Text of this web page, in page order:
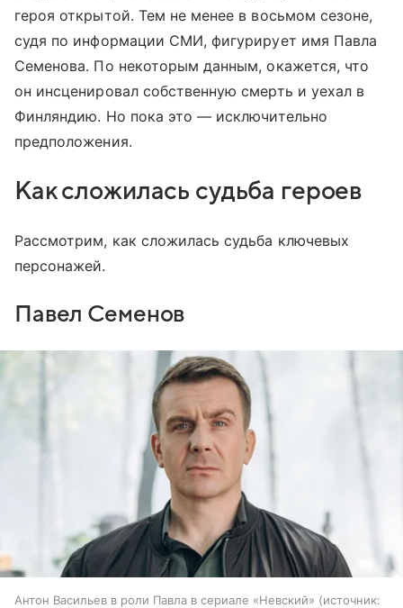
героя открытой. Тем не менее в восьмом сезоне,
судя по информации СМИ, фигурирует имя Павла
Семенова. По некоторым данным, окажется, что
он инсценировал собственную смерть и уехал в
Финляндию. Но пока это — исключительно
предположения.
Как сложилась судьба героев
Рассмотрим, как сложилась судьба ключевых
персонажей.
Павел Семенов
Антон Васильев в роли Павла в сериале «Невский» источник: